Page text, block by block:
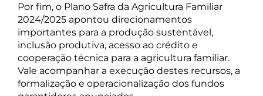
Por fim, o Plano Safra da Agricultura Familiar
2024/2025 apontou direcionamentos
importantes para a produção sustentável,
inclusão produtiva, acesso ao crédito e
cooperação técnica para a agricultura familiar.
Vale acompanhar a execução destes recursos, a
formalização e operacionalização dos fundos